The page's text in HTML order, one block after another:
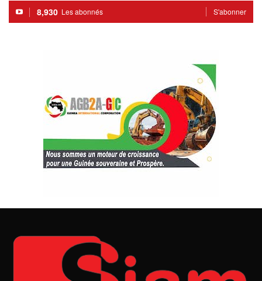
8,930 Les abonnés S'abonner